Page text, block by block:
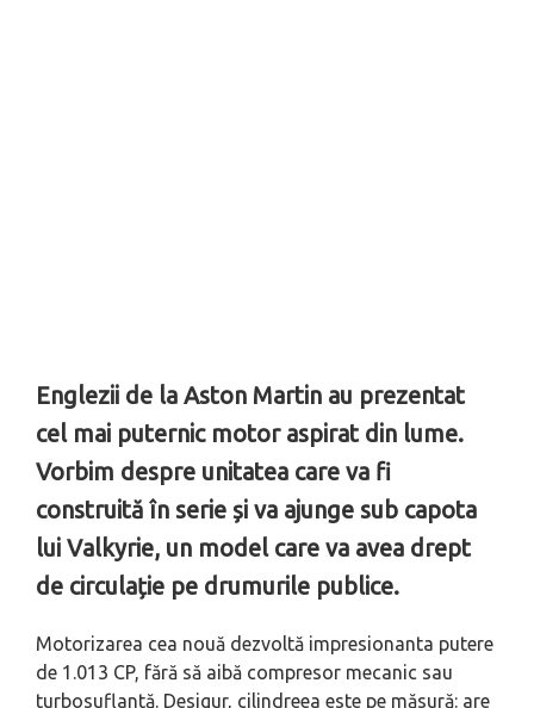
Englezii de la Aston Martin au prezentat
cel mai puternic motor aspirat din lume.
Vorbim despre unitatea care va fi
construită în serie și va ajunge sub capota
lui Valkyrie, un model care va avea drept
de circulație pe drumurile publice.
Motorizarea cea nouă dezvoltă impresionanta putere
de 1.013 CP, fără să aibă compresor mecanic sau
turbosuflantă. Desigur, cilindreea este pe măsură: are